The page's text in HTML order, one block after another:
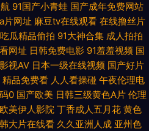
美a片在线观看 五月丁香色图 夜间肏屄
成人毛片网 黑丝AV 久久看久久 日本成
口 91抖音官网 91玖玖 91视频首页入口
线观看 www久久最新 豆花二区 久槽影
91国产小青蛙 国产成年免费网站
片网址 麻豆tv在线观看 在线撸丝片
瓜精品偷拍 91大神合集 成人拍拍
网址 日韩免费电影 91羞羞视频 国
视AV 日本一级在线视频 国产好片
精品免费看 人人看操碰 午夜伦理电
0 国产欧美 日韩三级黄色A片 伦理
欧美伊人影院 丁香成人五月花 黄色
大片在线看 久久亚洲人成 亚州色